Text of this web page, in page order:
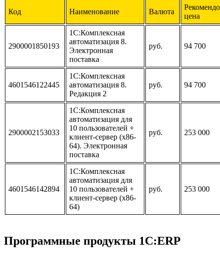
Код Наименование Валюта
цена
2900001850193
1С:Комплексная
автоматизация 8.
Электронная
поставка
руб. 94 700
4601546122445
1С:Комплексная
автоматизация 8.
Редакция 2
руб. 94 700
2900002153033
1С:Комплексная
автоматизация для
10 пользователей +
клиент-сервер (x86-
64). Электронная
поставка
руб. 253 000
4601546142894
1С:Комплексная
автоматизация для
10 пользователей +
клиент-сервер (x86-
64)
руб. 253 000
Программные продукты 1С:ERP